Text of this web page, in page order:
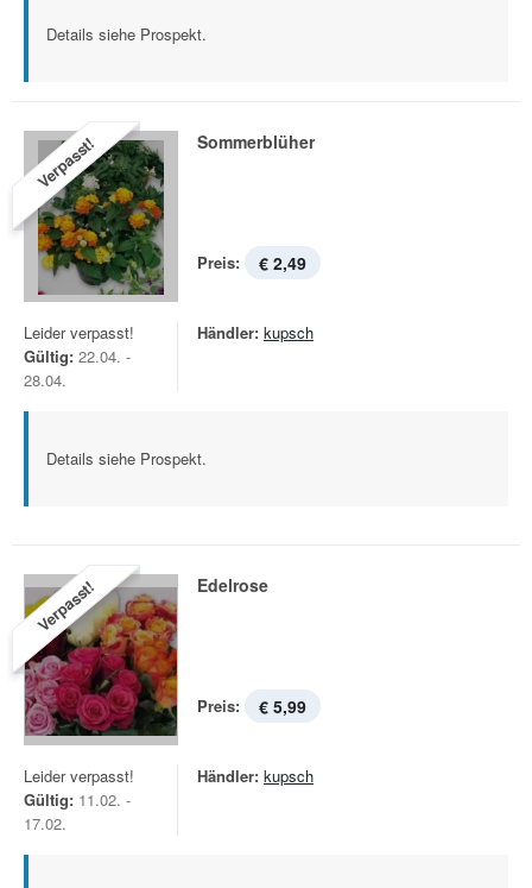
Details siehe Prospekt.
Verpasst! Sommerblüher
Preis: € 2,49
Leider verpasst!
Gültig: 22.04. -
28.04.
Händler: kupsch
Details siehe Prospekt.
Verpasst! Edelrose
Preis: € 5,99
Leider verpasst!
Gültig: 11.02. -
17.02.
Händler: kupsch